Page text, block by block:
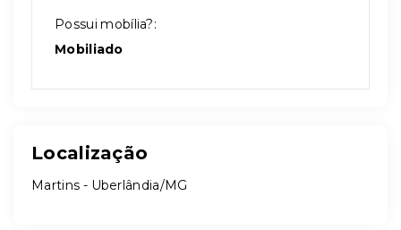
Possui mobília?:
Mobiliado
Localização
Martins - Uberlândia/MG